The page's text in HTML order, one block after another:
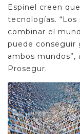
Espinel creen
tecnologías.
combinar el
puede conseguir
ambos
Prosegur.